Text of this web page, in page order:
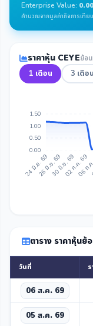
Enterprise Value:
คำนวณจากมูลค่ากิจการเทีย
ราคาหุ้น CEYEย้อ
1 เดือน 3 เดือน
1.50
1.00
0.50
0.00
24 มิ.ย. 6926 มิ.ย. 6930 มิ.ย. 6902 ก.ค. 69
06 ก
ตาราง ราคาหุ้นย้
วันที่
06 ส.ค. 69
05 ส.ค. 69